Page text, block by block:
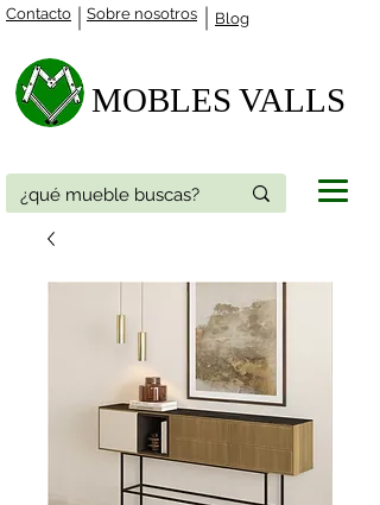
Contacto Blog
Sobre nosotros
MOBLES VALLS​